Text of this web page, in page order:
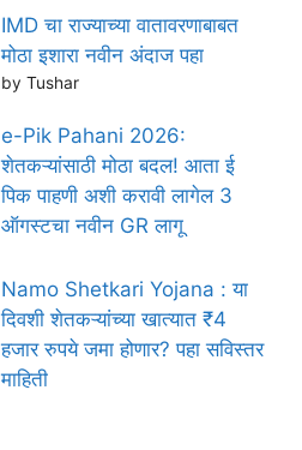
IMD चा राज्याच्या वातावरणाबाबत
मोठा इशारा नवीन अंदाज पहा
by Tushar
e-Pik Pahani 2026:
शेतकऱ्यांसाठी मोठा बदल! आता ई
पिक पाहणी अशी करावी लागेल 3
ऑगस्टचा नवीन GR लागू
Namo Shetkari Yojana : या
दिवशी शेतकऱ्यांच्या खात्यात ₹4
हजार रुपये जमा होणार? पहा सविस्तर
माहिती